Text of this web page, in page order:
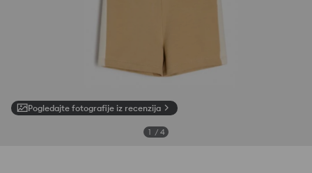
Pogledajte fotografije iz recenzija
1 / 4